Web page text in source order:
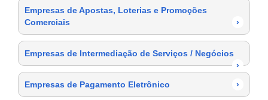
Empresas de Apostas, Loterias e Promoções
Comerciais
›
Empresas de Intermediação de Serviços / Negócios
›
Empresas de Pagamento Eletrônico
›